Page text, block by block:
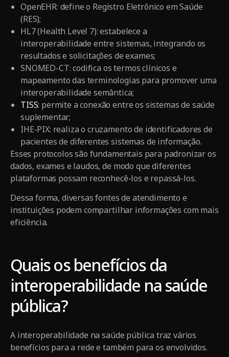
OpenEHR: define o Registro Eletrônico em Saúde
(RES);
HL7 (Health Level 7): estabelece a
interoperabilidade entre sistemas, integrando os
resultados e solicitações de exames;
SNOMED-CT: codifica os termos clínicos e
mapeamento das terminologias para promover uma
interoperabilidade semântica;
TISS: permite a conexão entre os sistemas de saúde
suplementar;
IHE-PIX: realiza o cruzamento de identificadores de
pacientes de diferentes sistemas de informação.
Esses protocolos são fundamentais para padronizar os
dados, exames e laudos, de modo que diferentes
plataformas possam reconhecê-los e repassá-los.
Dessa forma, diversas fontes de atendimento e
instituições podem compartilhar informações com mais
eficiência.
Quais os benefícios da
interoperabilidade na saúde
pública?
A interoperabilidade na saúde pública traz vários
benefícios para a rede e também para os envolvidos.